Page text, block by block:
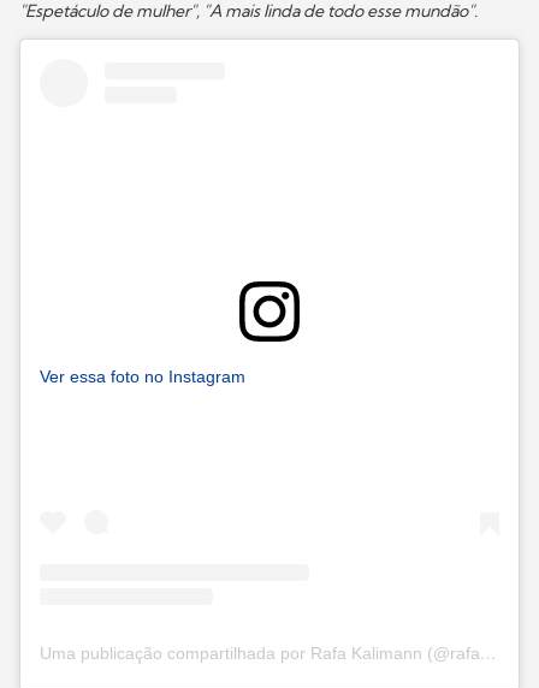
"Espetáculo de mulher", "A mais linda de todo esse mundão".
Ver essa foto no Instagram
Uma publicação compartilhada por Rafa Kalimann (@rafakalimann)